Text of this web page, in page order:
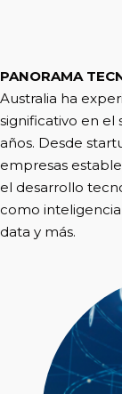
PANORAMA
Australia ha
significativo en el
años. Desde
empresas
el desarrollo
como
data y más.